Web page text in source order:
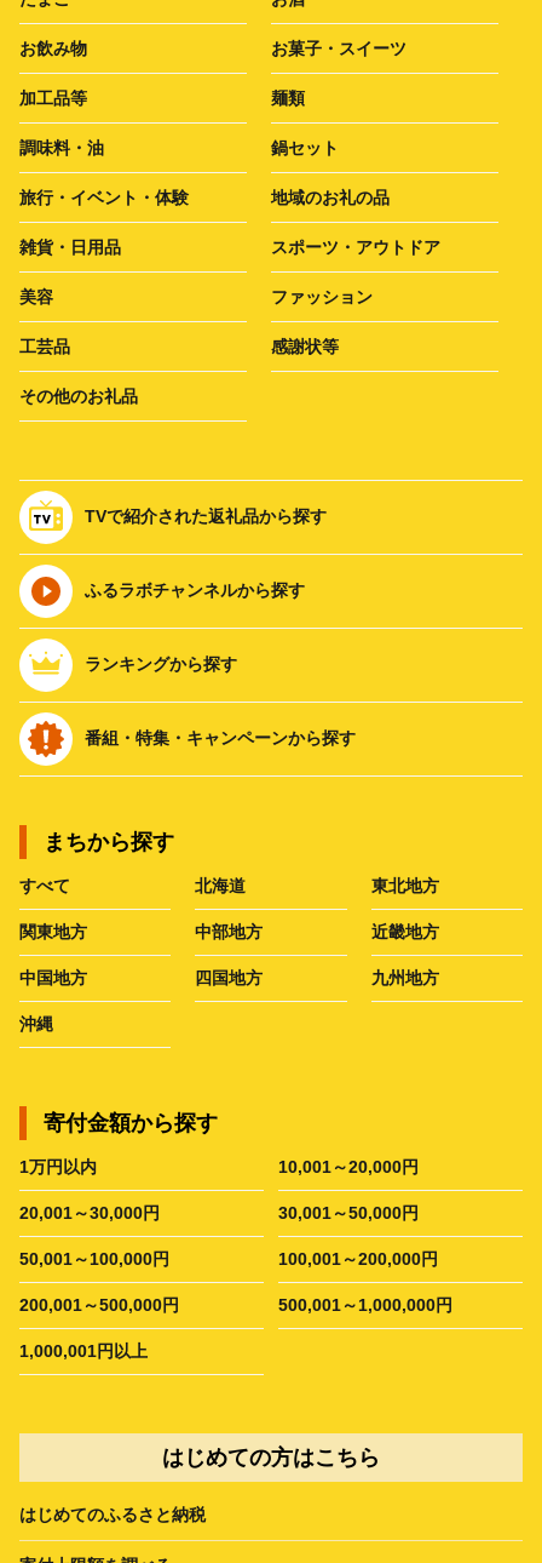
お飲み物 お菓子・スイーツ
加工品等 麺類
調味料・油 鍋セット
旅行・イベント・体験 地域のお礼の品
雑貨・日用品 スポーツ・アウトドア
美容 ファッション
工芸品 感謝状等
その他のお礼品
TVで紹介された返礼品から探す
ふるラボチャンネルから探す
ランキングから探す
番組・特集・キャンペーンから探す
まちから探す
すべて 北海道 東北地方
関東地方 中部地方 近畿地方
中国地方 四国地方 九州地方
沖縄
寄付金額から探す
1万円以内 10,001～20,000円
20,001～30,000円 30,001～50,000円
50,001～100,000円 100,001～200,000円
200,001～500,000円 500,001～1,000,000円
1,000,001円以上
はじめての方はこちら
はじめてのふるさと納税